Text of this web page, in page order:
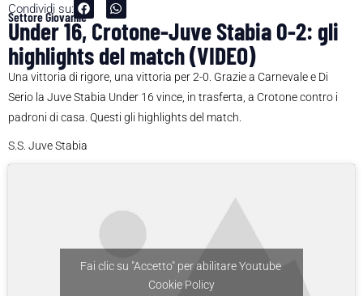
Condividi su:
Settore Giovanile
Under 16, Crotone-Juve Stabia 0-2: gli
highlights del match (VIDEO)
Una vittoria di rigore, una vittoria per 2-0. Grazie a Carnevale e Di
Serio la Juve Stabia Under 16 vince, in trasferta, a Crotone contro i
padroni di casa. Questi gli highlights del match.
S.S. Juve Stabia
Fai clic su "Accetto" per abilitare Youtube
Cookie Policy